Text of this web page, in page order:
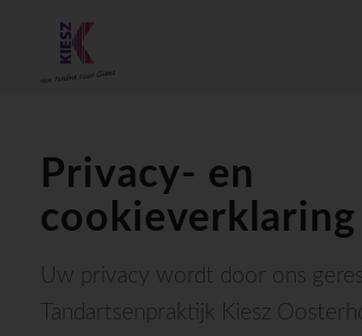
Privacy- en
cookieverklaring
Uw privacy wordt door ons
Tandartsenpraktijk Kiesz